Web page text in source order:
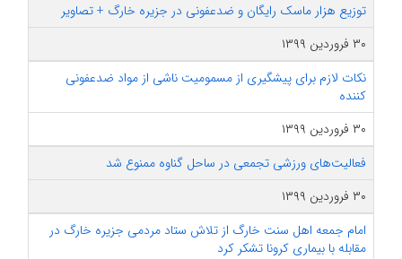
توزیع هزار ماسک رایگان و ضدعفونی در جزیره خارگ + تصاویر
۳۰ فروردین ۱۳۹۹
نکات لازم برای پیشگیری از مسمومیت ناشی از مواد ضدعفونی
کننده
۳۰ فروردین ۱۳۹۹
فعالیت‌های ورزشی تجمعی در ساحل گناوه ممنوع شد
۳۰ فروردین ۱۳۹۹
امام جمعه اهل سنت خارگ از تلاش ستاد مردمی جزیره خارگ در
مقابله با بیماری کرونا تشکر کرد